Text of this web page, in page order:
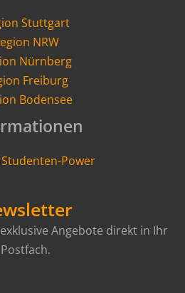
Stuttgart
NRW
Nürnberg
Freiburg
Bodensee
Studenten-Power
Angebote direkt in Ihr
Postfach.